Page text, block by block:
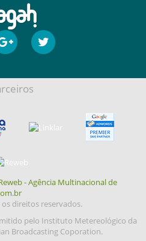
- Agência Multinacional de
direitos reservados.
pelo Instituto Metereológico da
Broadcasting Coporation.